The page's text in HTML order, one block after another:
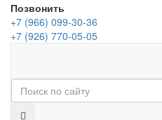
Позвонить
+7 (966) 099-30-36
+7 (926) 770-05-05